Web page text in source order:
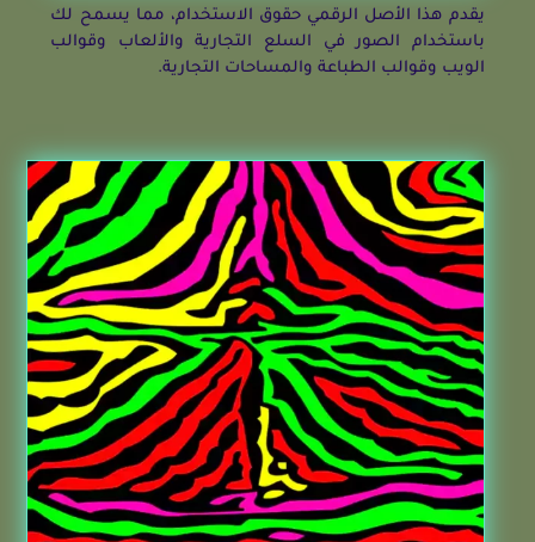
يقدم هذا الأصل الرقمي حقوق الاستخدام، مما يسمح لك
باستخدام الصور في السلع التجارية والألعاب وقوالب
الويب وقوالب الطباعة والمساحات التجارية.